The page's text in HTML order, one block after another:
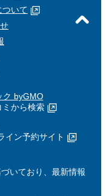
ついて
ク byGMO
から検索
イン予約サイト
いており、最新情報